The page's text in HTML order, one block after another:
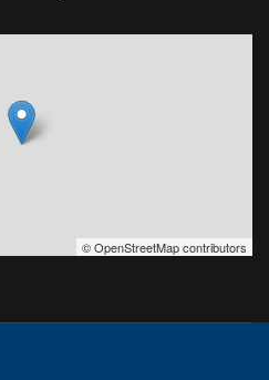
© OpenStreetMap contributors